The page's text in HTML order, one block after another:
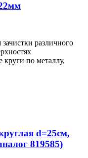
различного
круги по металлу,
d=25см,
819585)